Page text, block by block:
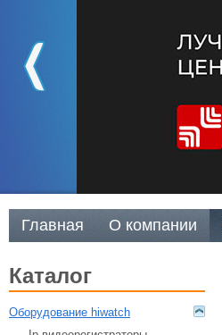
Главная О компании
каталог
оборудование hiwatch